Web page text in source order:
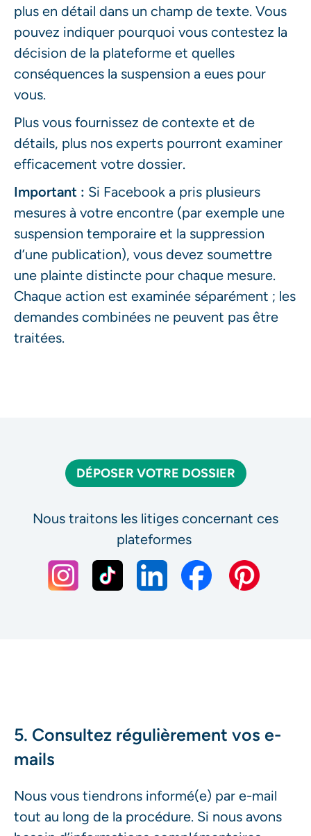
plus en détail dans un champ de texte. Vous
pouvez indiquer pourquoi vous contestez la
décision de la plateforme et quelles
conséquences la suspension a eues pour
vous.
Plus vous fournissez de contexte et de
détails, plus nos experts pourront examiner
efficacement votre dossier.
Important : Si Facebook a pris plusieurs
mesures à votre encontre (par exemple une
suspension temporaire et la suppression
d’une publication), vous devez soumettre
une plainte distincte pour chaque mesure.
Chaque action est examinée séparément ; les
demandes combinées ne peuvent pas être
traitées.
DÉPOSER VOTRE DOSSIER
Nous traitons les litiges concernant ces
plateformes
5. Consultez régulièrement vos e-
mails
Nous vous tiendrons informé(e) par e-mail
tout au long de la procédure. Si nous avons